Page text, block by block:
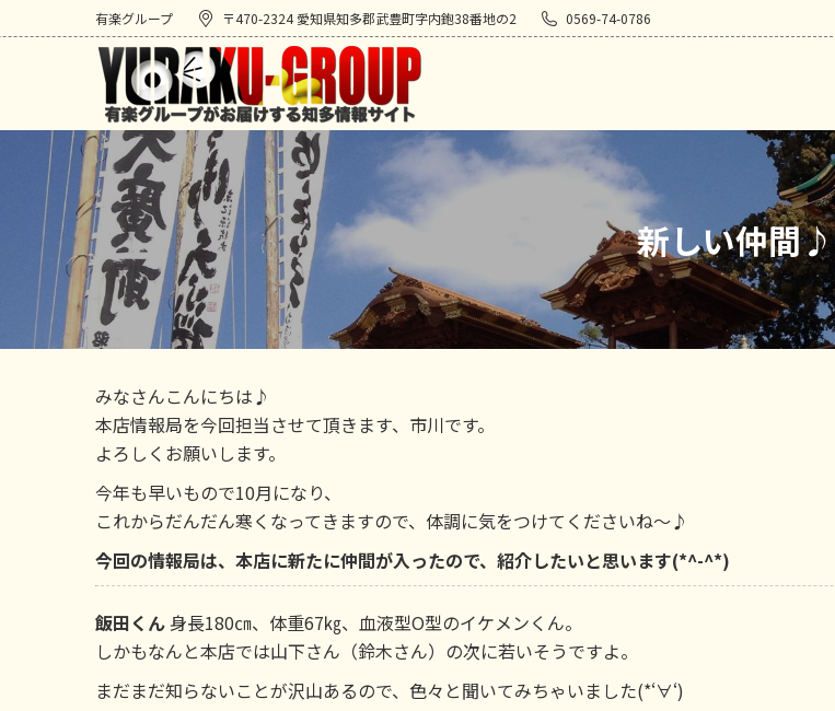
有楽グループ 〒470-2324 愛知県知多郡武豊町字内鉋38番地の2 0569-74-0786
新しい仲間♪
みなさんこんにちは♪
本店情報局を今回担当させて頂きます、市川です。
よろしくお願いします。
今年も早いもので10月になり、
これからだんだん寒くなってきますので、体調に気をつけてくださいね～♪
今回の情報局は、本店に新たに仲間が入ったので、紹介したいと思います(*^-^*)
飯田くん 身長180㎝、体重67㎏、血液型O型のイケメンくん。
しかもなんと本店では山下さん（鈴木さん）の次に若いそうですよ。
まだまだ知らないことが沢山あるので、色々と聞いてみちゃいました(*‘∀‘)